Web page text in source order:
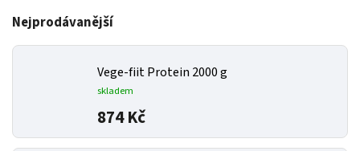
Nejprodávanější
Vege-fiit Protein 2000 g
skladem
874 Kč